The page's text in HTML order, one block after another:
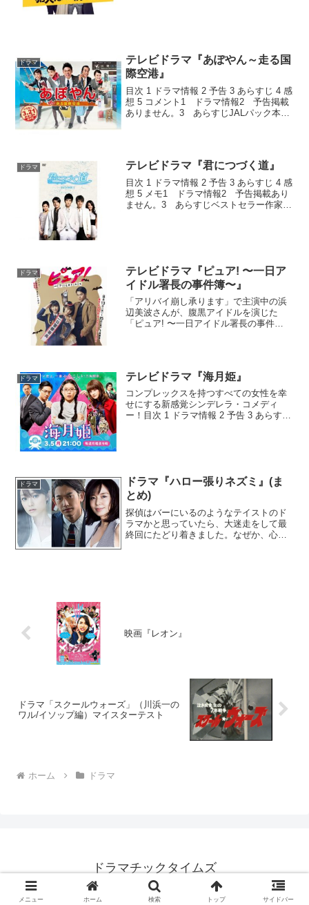
ドラマ
テレビドラマ『あぽやん～走る国
際空港』
目次 1 ドラマ情報 2 予告 3 あらすじ 4 感
想 5 コメント1 ドラマ情報2 予告掲載
ありません。3 あらすじJALパック本社
ドラマ テレビドラマ『君につづく道』
目次 1 ドラマ情報 2 予告 3 あらすじ 4 感
想 5 メモ1 ドラマ情報2 予告掲載あり
ません。3 あらすじベストセラー作家の
ドラマ
テレビドラマ『ピュア! 〜一日ア
イドル署長の事件簿〜』
「アリバイ崩し承ります」で主演中の浜
辺美波さんが、腹黒アイドルを演じた
「ピュア! 〜一日アイドル署長の事件
ドラマ テレビドラマ『海月姫』
コンプレックスを持つすべての女性を幸
せにする新感覚シンデレラ・コメディ
ー！目次 1 ドラマ情報 2 予告 3 あらすじ
ドラマ
ドラマ『ハロー張りネズミ』(ま
とめ)
探偵はバーにいるのようなテイストのド
ラマかと思っていたら、大迷走をして最
終回にたどり着きました。なぜか、心が
映画『レオン』
ドラマ「スクールウォーズ」（川浜一の
ワル/イソップ編）マイスターテスト
ホーム ドラマ
ドラマチックタイムズ
Copyright © 2017-2026 ドラマチックタイムズ All Rights Reserved.
メニュー ホーム 検索 トップ サイドバー